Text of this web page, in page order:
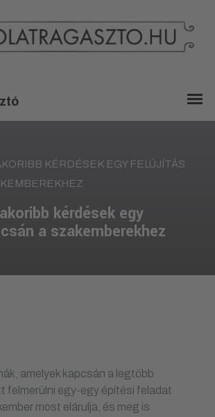
KÉRDÉSEK EGY FELÚJÍTÁS
kérdések egy
a szakemberekhez
amelyek kapcsán a legtöbb
felmerülni egy-egy építési feladat
most elárulja, és meg is